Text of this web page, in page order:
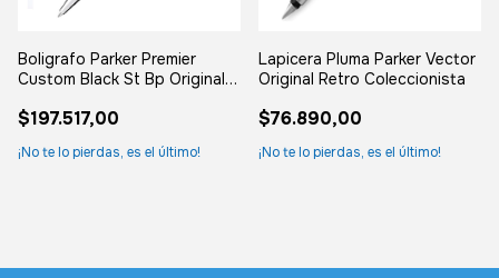
Boligrafo Parker Premier
Custom Black St Bp Original
$197.517,00
¡No te lo pierdas, es el último!
Lapicera Pluma Parker Vector
Original Retro Coleccionista
$76.890,00
¡No te lo pierdas, es el último!